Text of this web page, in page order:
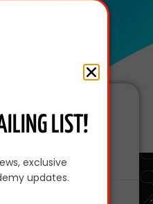
PostLIST!
exclusive
updates.